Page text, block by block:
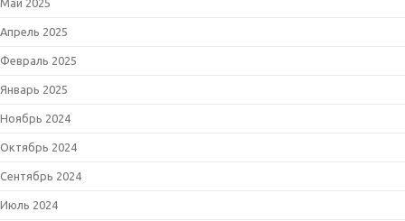
Май 2025
Апрель 2025
Февраль 2025
Январь 2025
Ноябрь 2024
Октябрь 2024
Сентябрь 2024
Июль 2024